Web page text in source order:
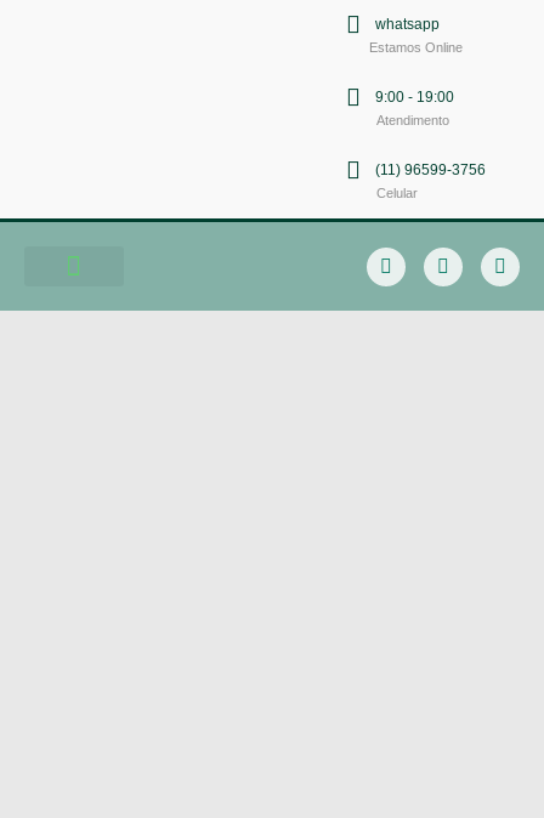
whatsapp
Estamos Online
9:00 - 19:00
Atendimento
(11) 96599-3756
Celular